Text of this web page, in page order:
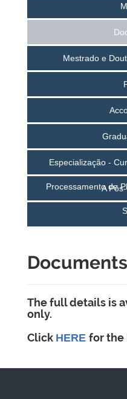
Mestrado e
Especialização -
Processamento de
A
Documents
The full details is
only.
Click HERE for the